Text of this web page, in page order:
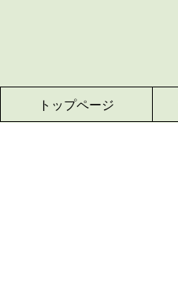
トップページ